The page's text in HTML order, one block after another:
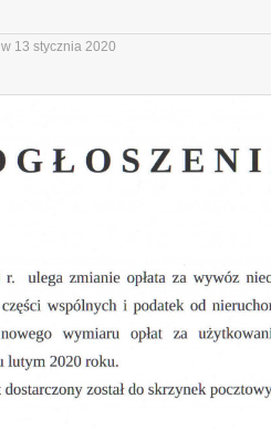
w 13 stycznia 2020